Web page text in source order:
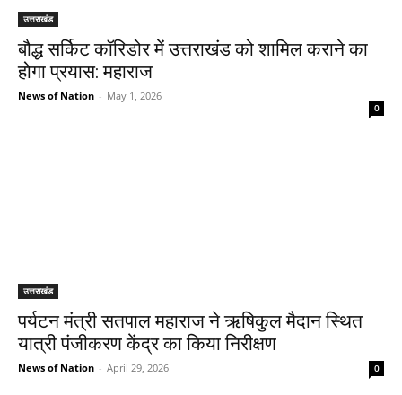
उत्तराखंड
बौद्ध सर्किट कॉरिडोर में उत्तराखंड को शामिल कराने का
होगा प्रयास: महाराज
News of Nation - May 1, 2026
0
उत्तराखंड
पर्यटन मंत्री सतपाल महाराज ने ऋषिकुल मैदान स्थित
यात्री पंजीकरण केंद्र का किया निरीक्षण
News of Nation - April 29, 2026 0